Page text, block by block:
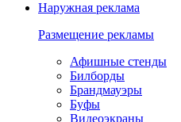
Наружная реклама
Размещение рекламы
Афишные стенды
Билборды
Брандмауэры
Буфы
Видеоэкраны